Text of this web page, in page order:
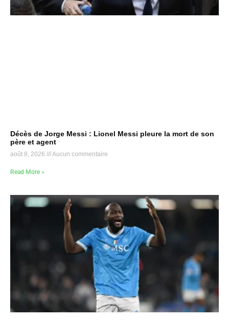
Décès de Jorge Messi : Lionel Messi pleure la mort de son
père et agent
août 8, 2026 Aucun commentaire
Read More »